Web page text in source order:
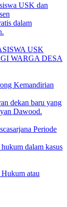
USK dan
USK
WARGA DESA
Kemandirian
Periode
atau